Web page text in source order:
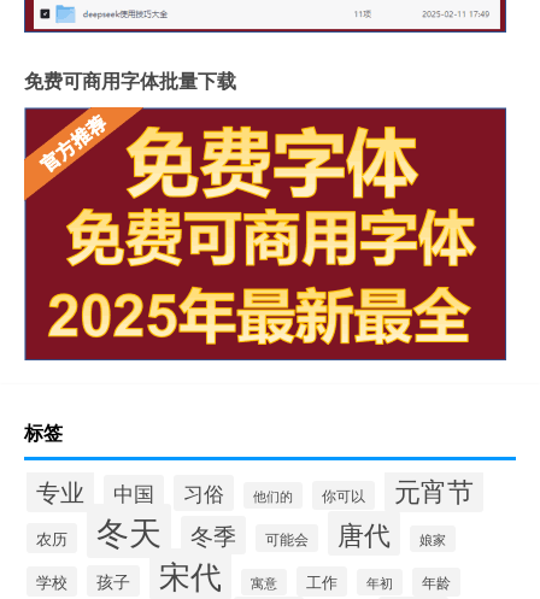
免费可商用字体批量下载
标签
专业 中国 习俗 他们的 你可以 元宵节
农历 冬天 冬季 可能会 唐代 娘家
学校 孩子 宋代 寓意 工作 年初 年龄